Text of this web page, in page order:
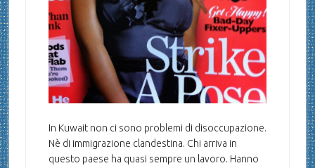
In Kuwait non ci sono problemi di disoccupazione.
Nè di immigrazione clandestina. Chi arriva in
questo paese ha quasi sempre un lavoro. Hanno